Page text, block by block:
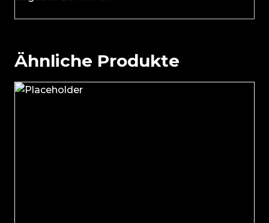
Ähnliche Produkte